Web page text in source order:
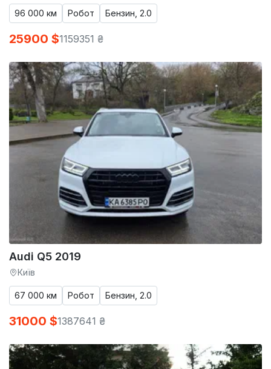
96 000 км Робот Бензин, 2.0
25900 $1159351 ₴
Audi Q5 2019
Київ
67 000 км Робот Бензин, 2.0
31000 $1387641 ₴